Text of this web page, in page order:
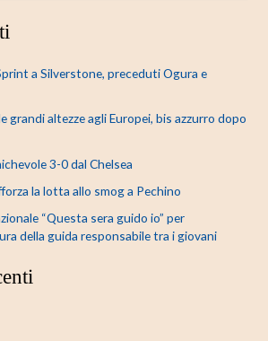
a Silverstone, preceduti Ogura e
grandi altezze agli Europei, bis azzurro dopo
3-0 dal Chelsea
la lotta allo smog a Pechino
“Questa sera guido io” per
della guida responsabile tra i giovani